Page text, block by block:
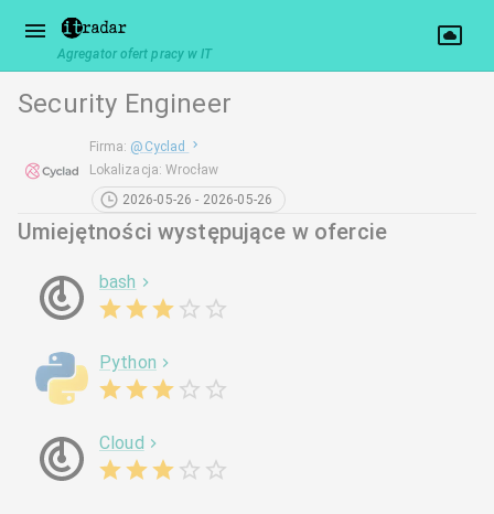
Agregator ofert pracy w IT
Security Engineer
Firma: @ Cyclad
Lokalizacja:Wrocław
2026-05-26 - 2026-05-26
Umiejętności występujące w ofercie
bash
Python
Cloud